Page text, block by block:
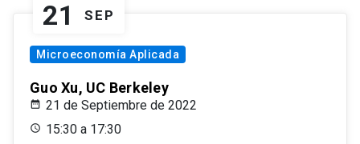
21 SEP
Microeconomía Aplicada
Guo Xu, UC Berkeley
21 de Septiembre de 2022
15:30 a 17:30